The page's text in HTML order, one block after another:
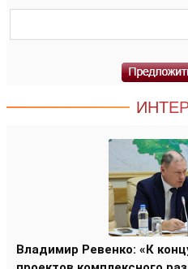
Владимир Ревенко: «К